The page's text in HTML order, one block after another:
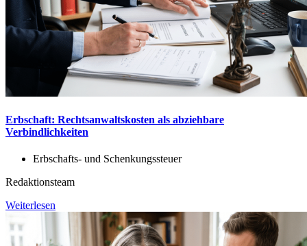
Erbschaft: Rechtsanwaltskosten als abziehbare
Verbindlichkeiten
Erbschafts- und Schenkungssteuer
Redaktionsteam
Weiterlesen